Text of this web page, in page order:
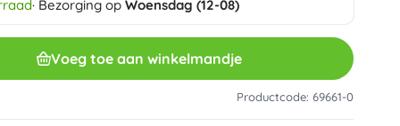
Schilderen
Muzikale speelgoed
· Bezorging op Woensdag (12-08)
Voeg toe aan winkelmandje
Productcode: 69661-0